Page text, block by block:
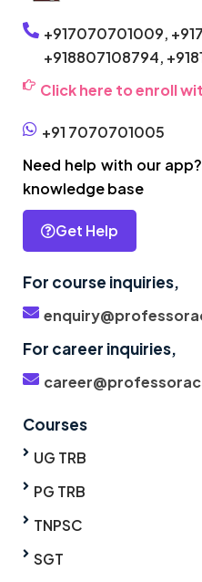
+917070701009,
+918807108794,
Click here to enroll
+91 7070701005
Need help with our
knowledge base
Get Help
For course inquiries,
For career inquiries,
Courses
UG TRB
PG TRB
TNPSC
SGT